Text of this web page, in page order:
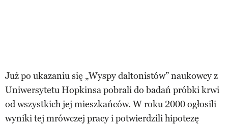
Już po ukazaniu się „Wyspy daltonistów” naukowcy z
Uniwersytetu Hopkinsa pobrali do badań próbki krwi
od wszystkich jej mieszkańców. W roku 2000 ogłosili
wyniki tej mrówczej pracy i potwierdzili hipotezę